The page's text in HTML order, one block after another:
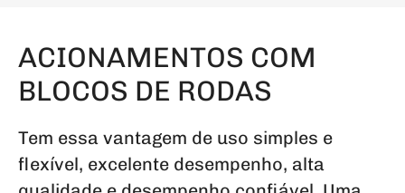
ACIONAMENTOS COM
BLOCOS DE RODAS
Tem essa vantagem de uso simples e
flexível, excelente desempenho, alta